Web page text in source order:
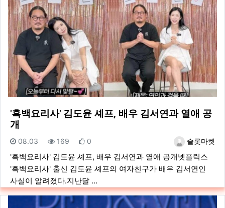
'흑백요리사' 김도윤 셰프, 배우 김서연과 열애 공
개
등록자슬롯마켓
등록일
08.03 조회
169 추천
0
'흑백요리사' 김도윤 셰프, 배우 김서연과 열애 공개넷플릭스
'흑백요리사' 출신 김도윤 셰프의 여자친구가 배우 김서연인
사실이 알려졌다.지난달 …